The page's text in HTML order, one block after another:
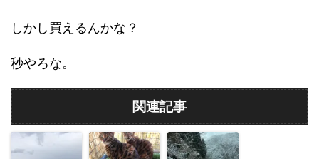
しかし買えるんかな？
秒やろな。
関連記事